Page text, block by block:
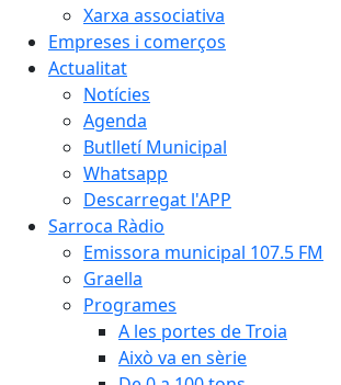
Xarxa associativa
Empreses i comerços
Actualitat
Notícies
Agenda
Butlletí Municipal
Whatsapp
Descarregat l'APP
Sarroca Ràdio
Emissora municipal 107.5 FM
Graella
Programes
A les portes de Troia
Això va en sèrie